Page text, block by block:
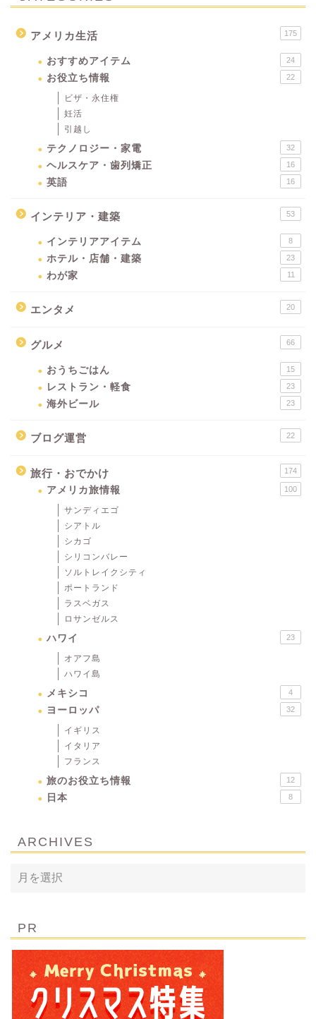
アメリカ生活 175
おすすめアイテム 24
お役立ち情報 22
ビザ・永住権
妊活
引越し
テクノロジー・家電 32
ヘルスケア・歯列矯正 16
英語 16
インテリア・建築 53
インテリアアイテム 8
ホテル・店舗・建築 23
わが家 11
エンタメ 20
グルメ 66
おうちごはん 15
レストラン・軽食 23
海外ビール 23
ブログ運営 22
旅行・おでかけ 174
アメリカ旅情報 100
サンディエゴ
シアトル
シカゴ
シリコンバレー
ソルトレイクシティ
ポートランド
ラスベガス
ロサンゼルス
ハワイ 23
オアフ島
ハワイ島
メキシコ 4
ヨーロッパ 32
イギリス
イタリア
フランス
旅のお役立ち情報 12
日本 8
ARCHIVES
PR